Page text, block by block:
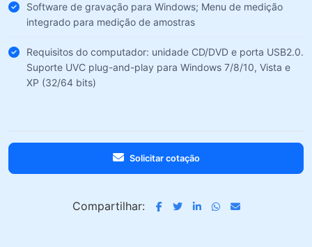
Software de gravação para Windows; Menu de medição
integrado para medição de amostras
Requisitos do computador: unidade CD/DVD e porta USB2.0.
Suporte UVC plug-and-play para Windows 7/8/10, Vista e
XP (32/64 bits)
Solicitar cotação
Compartilhar: